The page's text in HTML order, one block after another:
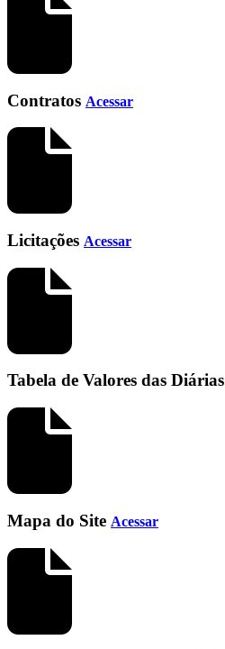
Contratos Acessar
Licitações Acessar
Tabela de Valores das Diárias
Mapa do Site Acessar